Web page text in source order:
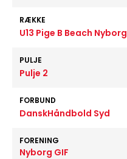
RÆKKE
U13 Pige B Beach
PULJE
Pulje 2
FORBUND
DanskHåndbold Syd
FORENING
Nyborg GIF